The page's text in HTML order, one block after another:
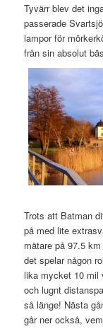
Tyvärr blev det
passerade
lampor för
från sin absolut
Trots att Batman
på med lite
mätare på 97.5
det spelar någon
lika mycket 10 mil
och lugnt
så länge! Nästa
går ner också,